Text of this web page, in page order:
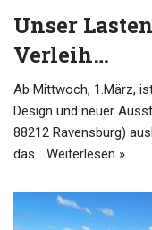
Unser
Verleih…
Ab Mittwoch, 1.März,
Design und neuer
88212 Ravensburg)
das… Weiterlesen »
user